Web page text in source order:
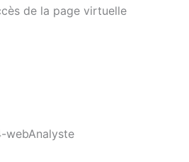
de la page virtuelle